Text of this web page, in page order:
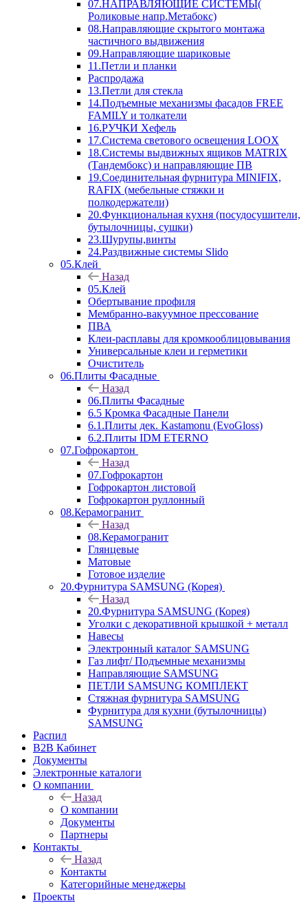
07.НАПРАВЛЯЮЩИЕ СИСТЕМЫ(
Роликовые напр.Метабокс)
08.Направляющие скрытого монтажа
частичного выдвижения
09.Направляющие шариковые
11.Петли и планки
Распродажа
13.Петли для стекла
14.Подъемные механизмы фасадов FREE
FAMILY и толкатели
16.РУЧКИ Хефель
17.Система светового освещения LOOX
18.Системы выдвижных ящиков MATRIX
(Тандембокс) и направляющие ПВ
19.Соединительная фурнитура MINIFIX,
RAFIX (мебельные стяжки и
полкодержатели)
20.Функциональная кухня (посудосушители,
бутылочницы, сушки)
23.Шурупы,винты
24.Раздвижные системы Slido
05.Клей
Назад
05.Клей
Обертывание профиля
Мембранно-вакуумное прессование
ПВА
Клеи-расплавы для кромкооблицовывания
Универсальные клеи и герметики
Очиститель
06.Плиты Фасадные
Назад
06.Плиты Фасадные
6.5 Кромка Фасадные Панели
6.1.Плиты дек. Kastamonu (EvoGloss)
6.2.Плиты IDM ETERNO
07.Гофрокартон
Назад
07.Гофрокартон
Гофрокартон листовой
Гофрокартон руллонный
08.Керамогранит
Назад
08.Керамогранит
Глянцевые
Матовые
Готовое изделие
20.Фурнитура SAMSUNG (Корея)
Назад
20.Фурнитура SAMSUNG (Корея)
Уголки с декоративной крышкой + металл
Навесы
Электронный каталог SAMSUNG
Газ лифт/ Подъемные механизмы
Направляющие SAMSUNG
ПЕТЛИ SAMSUNG КОМПЛЕКТ
Стяжная фурнитура SAMSUNG
Фурнитура для кухни (бутылочницы)
SAMSUNG
Распил
B2B Кабинет
Документы
Электронные каталоги
О компании
Назад
О компании
Документы
Партнеры
Контакты
Назад
Контакты
Категорийные менеджеры
Проекты